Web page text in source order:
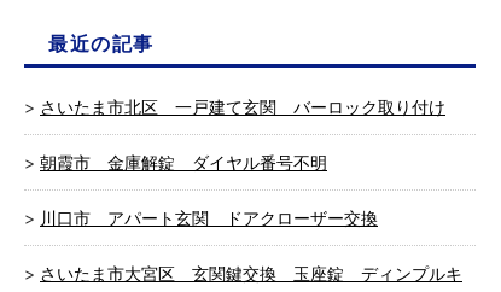
最近の記事
さいたま市北区 一戸建て玄関 バーロック取り付け
朝霞市 金庫解錠 ダイヤル番号不明
川口市 アパート玄関 ドアクローザー交換
さいたま市大宮区 玄関鍵交換 玉座錠 ディンプルキ